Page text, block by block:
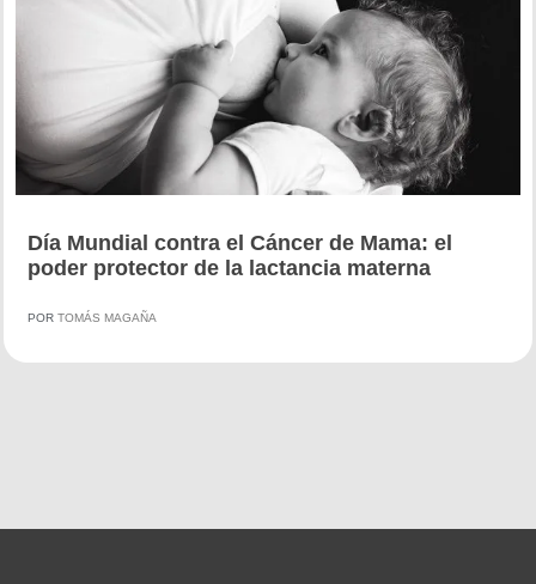
Día Mundial contra el Cáncer de Mama: el
poder protector de la lactancia materna
POR TOMÁS MAGAÑA